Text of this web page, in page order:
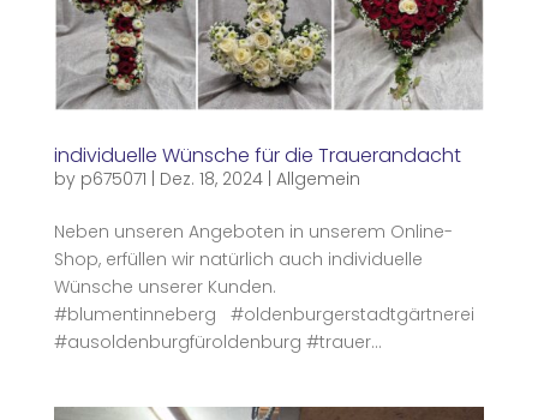
individuelle Wünsche für die Trauerandacht
by p675071 Dez. 18, 2024| Allgemein
Neben unseren Angeboten in unserem Online-
Shop, erfüllen wir natürlich auch individuelle
Wünsche unserer Kunden.
#blumentinneberg #oldenburgerstadtgärtnerei
#ausoldenburgfüroldenburg #trauer...